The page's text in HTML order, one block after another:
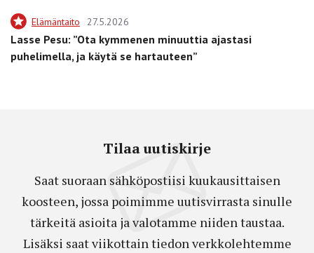
Elämäntaito 27.5.2026
Lasse Pesu: ”Ota kymmenen minuuttia ajastasi
puhelimella, ja käytä se hartauteen”
Tilaa uutiskirje
Saat suoraan sähköpostiisi kuukausittaisen
koosteen, jossa poimimme uutisvirrasta sinulle
tärkeitä asioita ja valotamme niiden taustaa.
Lisäksi saat viikottain tiedon verkkolehtemme